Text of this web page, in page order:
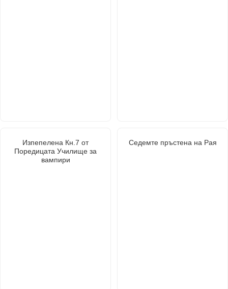
Изпепелена Кн.7 от
Поредицата Училище за
вампири
Седемте пръстена на Рая